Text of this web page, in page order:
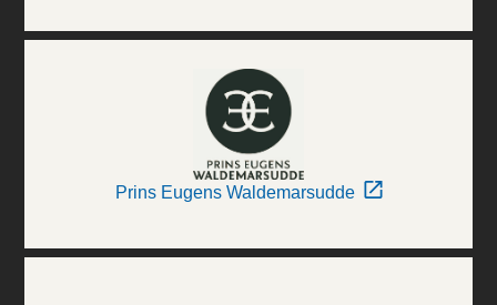
Prins Eugens Waldemarsudde